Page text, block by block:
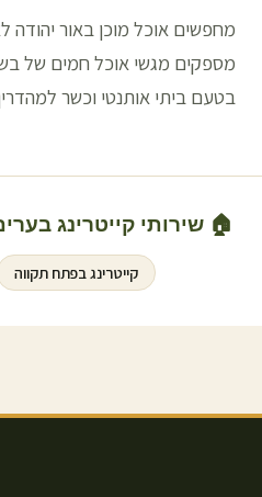
מחפשים אוכל מוכן באור יהודה
מספקים מגשי אוכל חמים של
בטעם ביתי אותנטי וכשר
🏠 שירותי קייטרינג
קייטרינג בפתח תקווה